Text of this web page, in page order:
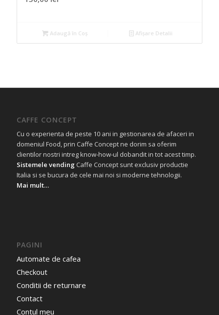
Adaugă în Coș Afișare Detalii
CAFFE CONCEPT
Cu o experienta de peste 10 ani in gestionarea de afaceri in
domeniul Food, prin Caffe Concept ne dorim sa oferim
clientilor nostri intreg know-how-ul dobandit in tot acest timp.
Sistemele vending Caffe Concept sunt exclusiv productie
Italia si se bucura de cele mai noi si moderne tehnologii.
Mai mult…
PAGINI
Automate de cafea
Checkout
Conditii de returnare
Contact
Contul meu